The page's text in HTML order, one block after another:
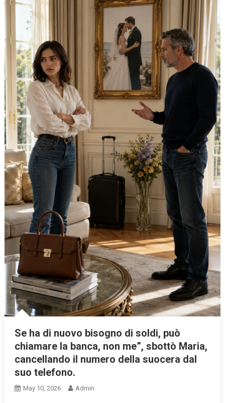
Se ha di nuovo bisogno di soldi, può
chiamare la banca, non me”, sbottò Maria,
cancellando il numero della suocera dal
suo telefono.
May 10, 2026 Admin